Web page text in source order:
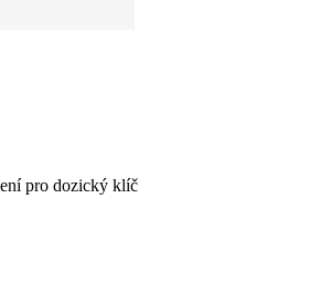
pro dozický klíč